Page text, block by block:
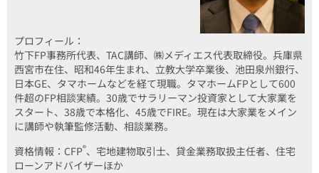
プロフィール：
竹下FP事務所代表、TAC講師、㈱メディエス代表取締役。兵庫県
西宮市在住、昭和46年生まれ、立教大学卒業後、池田泉州銀行、
日本GE、タマホームなどを経て現職。タマホームFPとして600
件超のFP相談実績。30歳でサラリーマン投資家として大家業を
スタート、38歳で本格化、45歳でFIRE。現在は大家業をメイン
に講師や執筆監修活動、相談業務。
資格情報：CFP®、宅地建物取引士、貸金業務取扱主任者、住宅
ローンアドバイザーほか